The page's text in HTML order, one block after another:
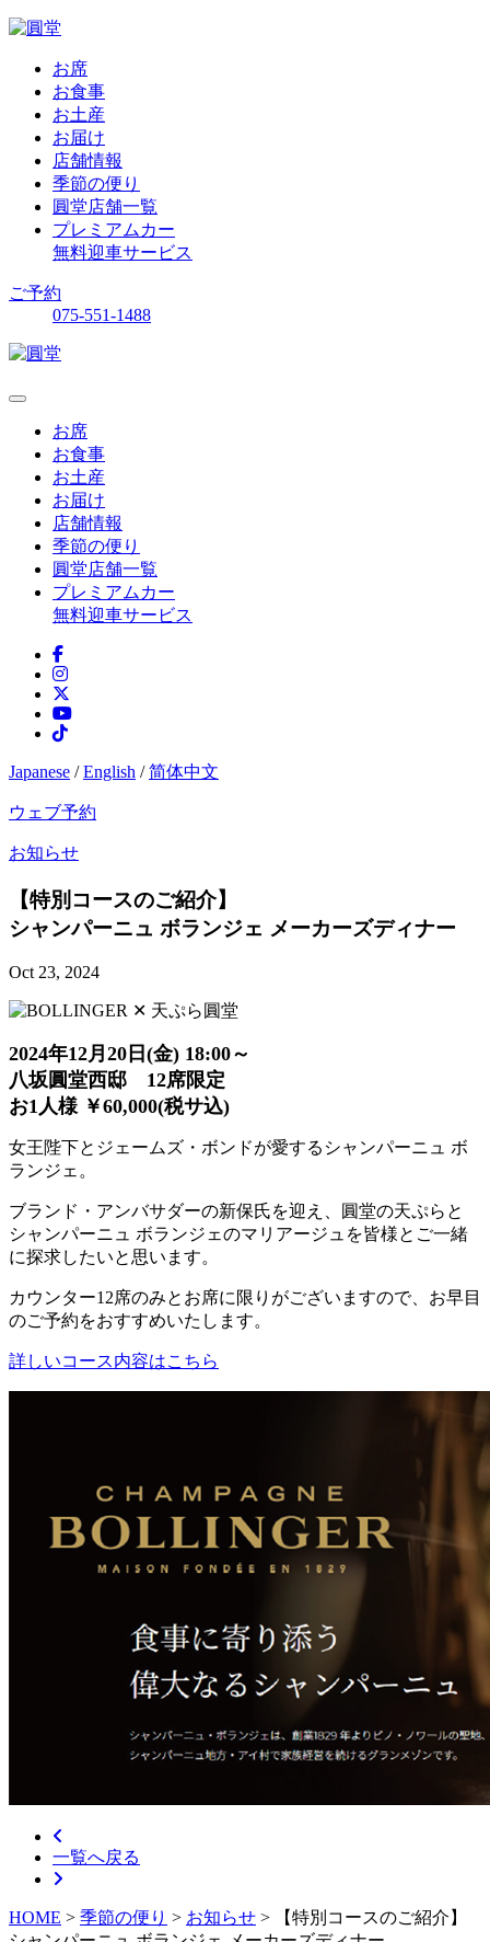
お席
お食事
お土産
お届け
店舗情報
季節の便り
圓堂店舗一覧
プレミアムカー
無料迎車サービス
ご予約
075-551-1488
お席
お食事
お土産
お届け
店舗情報
季節の便り
圓堂店舗一覧
プレミアムカー
無料迎車サービス
Japanese /English /简体中文
ウェブ予約
お知らせ
【特別コースのご紹介】
シャンパーニュ ボランジェ メーカーズディナー
Oct 23, 2024
2024年12月20日(金) 18:00～
八坂圓堂西邸 12席限定
お1人様 ￥60,000(税サ込)
女王陛下とジェームズ・ボンドが愛するシャンパーニュ ボ
ランジェ。
ブランド・アンバサダーの新保氏を迎え、圓堂の天ぷらと
シャンパーニュ ボランジェのマリアージュを皆様とご一緒
に探求したいと思います。
カウンター12席のみとお席に限りがございますので、お早目
のご予約をおすすめいたします。
詳しいコース内容はこちら
一覧へ戻る
HOME > 季節の便り > お知らせ >
【特別コースのご紹介】